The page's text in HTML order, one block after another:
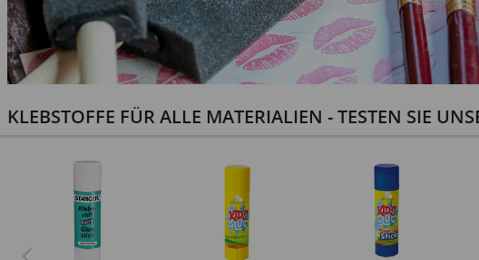
KLEBSTOFFE FÜR ALLE MATERIALIEN - TESTEN SIE